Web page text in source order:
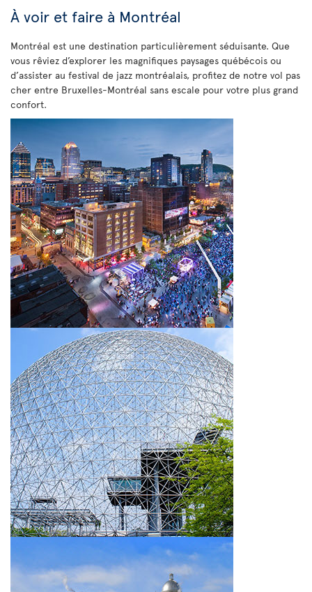
À voir et faire à Montréal
Montréal est une destination particulièrement séduisante. Que
vous rêviez d’explorer les magnifiques paysages québécois ou
d’assister au festival de jazz montréalais, profitez de notre vol pas
cher entre Bruxelles-Montréal sans escale pour votre plus grand
confort.